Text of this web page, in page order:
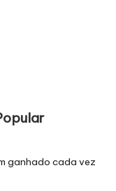
ganhado cada vez